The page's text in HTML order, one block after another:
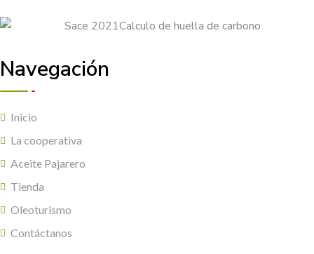
Navegación
Inicio
La cooperativa
Aceite Pajarero
Tienda
Oleoturismo
Contáctanos